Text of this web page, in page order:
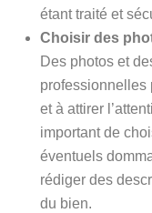
étant traité et
Choisir des
Des photos et
professionnelles
et à attirer
important de
éventuels
rédiger des
du bien.